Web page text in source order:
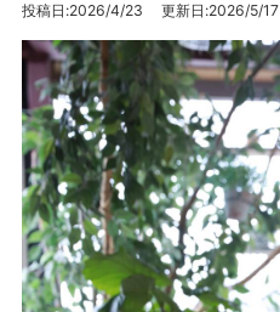
投稿日:2026/4/23 更新日:2026/5/17